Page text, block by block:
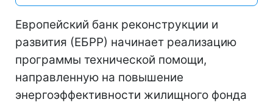
Европейский банк реконструкции и
развития (ЕБРР) начинает реализацию
программы технической помощи,
направленную на повышение
энергоэффективности жилищного фонда